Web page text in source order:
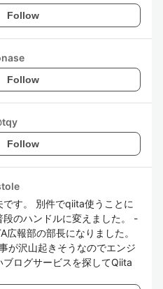
Follow
Follow
tqy
Follow
す。 別件でqiita使うことに
段のハンドルに変えました。 -
報部の部長になりました。
が沢山起きそうなのでエンジ
ログサービスを探してQiita